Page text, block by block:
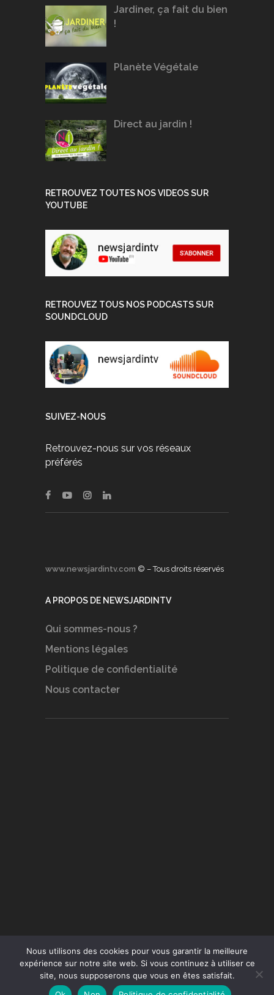
Jardiner, ça fait du bien
!
Planète Végétale
Direct au jardin !
RETROUVEZ TOUTES NOS VIDEOS SUR
YOUTUBE
RETROUVEZ TOUS NOS PODCASTS SUR
SOUNDCLOUD
SUIVEZ-NOUS
Retrouvez-nous sur vos réseaux
préférés
www.newsjardintv.com © – Tous droits réservés
A PROPOS DE NEWSJARDINTV
Qui sommes-nous ?
Mentions légales
Politique de confidentialité
Nous contacter
Conception du site :Agence Jus de Citron
Nous utilisons des cookies pour vous garantir la meilleure
expérience sur notre site web. Si vous continuez à utiliser ce
site, nous supposerons que vous en êtes satisfait.